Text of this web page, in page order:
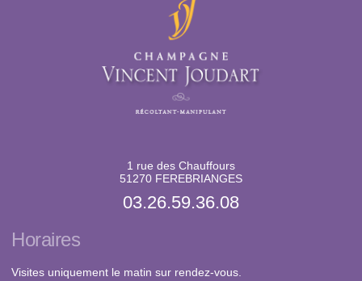
1 rue des Chauffours
51270 FEREBRIANGES
03.26.59.36.08
Horaires
Visites uniquement le matin sur rendez-vous.